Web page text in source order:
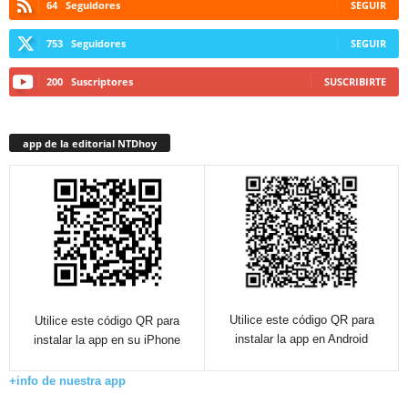
64 Seguidores SEGUIR
753 Seguidores SEGUIR
200 Suscriptores SUSCRIBIRTE
app de la editorial NTDhoy
Utilice este código QR para
instalar la app en su iPhone
Utilice este código QR para
instalar la app en Android
+info de nuestra app